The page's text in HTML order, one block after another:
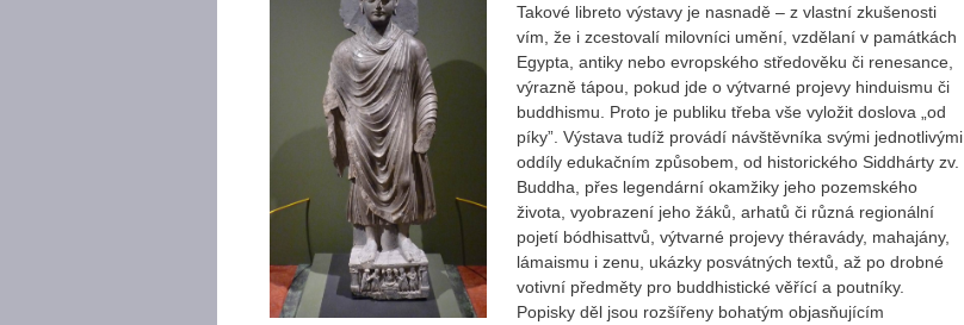
Takové libreto výstavy je nasnadě – z vlastní zkušenosti
vím, že i zcestovalí milovníci umění, vzdělaní v památkách
Egypta, antiky nebo evropského středověku či renesance,
výrazně tápou, pokud jde o výtvarné projevy hinduismu či
buddhismu. Proto je publiku třeba vše vyložit doslova „od
píky”. Výstava tudíž provádí návštěvníka svými jednotlivými
oddíly edukačním způsobem, od historického Siddhárty zv.
Buddha, přes legendární okamžiky jeho pozemského
života, vyobrazení jeho žáků, arhatů či různá regionální
pojetí bódhisattvů, výtvarné projevy théravády, mahajány,
lámaismu i zenu, ukázky posvátných textů, až po drobné
votivní předměty pro buddhistické věřící a poutníky.
Popisky děl jsou rozšířeny bohatým objasňujícím